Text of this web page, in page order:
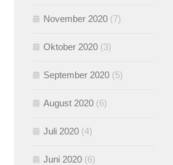
November 2020 (7)
Oktober 2020 (3)
September 2020 (5)
August 2020 (6)
Juli 2020 (4)
Juni 2020 (6)